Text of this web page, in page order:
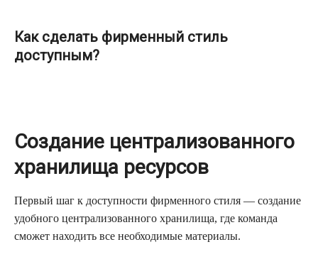
Как сделать фирменный стиль
доступным?
Создание централизованного
хранилища ресурсов
Первый шаг к доступности фирменного стиля — создание
удобного централизованного хранилища, где команда
сможет находить все необходимые материалы.